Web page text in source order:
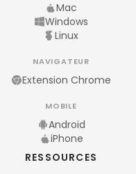
Mac
Windows
Linux
NAVIGATEUR
Extension Chrome
MOBILE
Android
iPhone
RESSOURCES